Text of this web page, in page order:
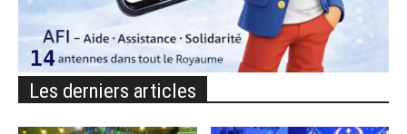
Les derniers articles